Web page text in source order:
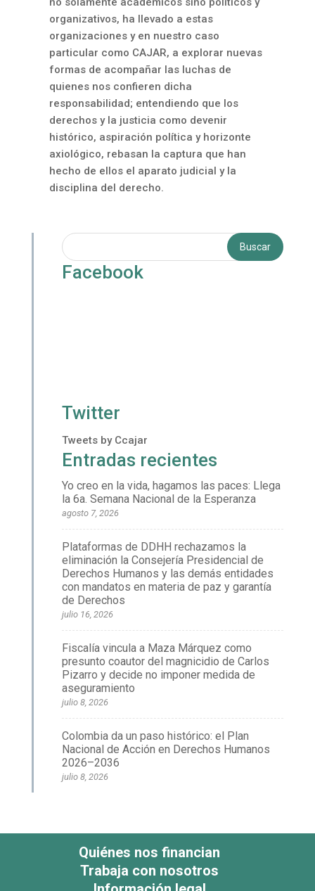
organizativos, ha llevado a estas
organizaciones y en nuestro caso
particular como CAJAR, a explorar nuevas
formas de acompañar las luchas de
quienes nos confieren dicha
responsabilidad; entendiendo que los
derechos y la justicia como devenir
histórico, aspiración política y horizonte
axiológico, rebasan la captura que han
hecho de ellos el aparato judicial y la
disciplina del derecho.
Facebook
Twitter
Tweets by Ccajar
Entradas recientes
Yo creo en la vida, hagamos las paces: Llega
la 6a. Semana Nacional de la Esperanza
agosto 7, 2026
Plataformas de DDHH rechazamos la
eliminación la Consejería Presidencial de
Derechos Humanos y las demás entidades
con mandatos en materia de paz y garantía
de Derechos
julio 16, 2026
Fiscalía vincula a Maza Márquez como
presunto coautor del magnicidio de Carlos
Pizarro y decide no imponer medida de
aseguramiento
julio 8, 2026
Colombia da un paso histórico: el Plan
Nacional de Acción en Derechos Humanos
2026–2036
julio 8, 2026
Quiénes nos financian
Trabaja con nosotros